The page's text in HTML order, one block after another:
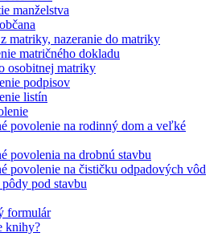
manželstva
matriky, nazeranie do matriky
matričného dokladu
osobitnej matriky
podpisov
listín
povolenie na rodinný dom a veľké
povolenia na drobnú stavbu
povolenie na čističku odpadových vôd
pod stavbu
formulár
knihy?